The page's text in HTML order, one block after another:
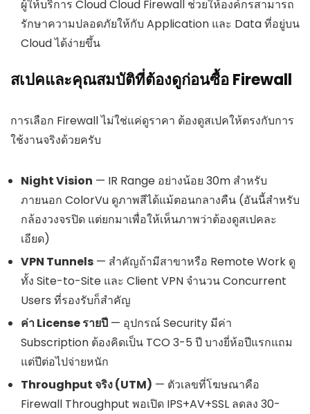
ผู้ให้บริการ Cloud Cloud Firewall ช่วยให้องค์กรสามารถ
รักษาความปลอดภัยให้กับ Application และ Data ที่อยู่บน
Cloud ได้ง่ายขึ้น
สเปคและคุณสมบัติที่ต้องดูก่อนซื้อ Firewall
การเลือก Firewall ไม่ใช่แค่ดูราคา ต้องดูสเปคให้ตรงกับการ
ใช้งานจริงด้วยครับ
Night Vision — IR Range อย่างน้อย 30m สำหรับ
ภายนอก ColorVu ดูภาพสีได้แม้ตอนกลางคืน (อันนี้สำหรับ
กล้องวงจรปิด แต่ยกมาเพื่อให้เห็นภาพว่าต้องดูสเปคละ
เอียด)
VPN Tunnels — สำคัญถ้ามีสาขาหรือ Remote Work ดู
ทั้ง Site-to-Site และ Client VPN จำนวน Concurrent
Users ที่รองรับก็สำคัญ
ค่า License รายปี — อุปกรณ์ Security มีค่า
Subscription ต้องคิดเป็น TCO 3-5 ปี บางยี่ห้อปีแรกแถม
แต่ปีต่อไปจ่ายหนัก
Throughput จริง (UTM) — ตัวเลขที่โฆษณาคือ
Firewall Throughput พอเปิด IPS+AV+SSL ลดลง 30-